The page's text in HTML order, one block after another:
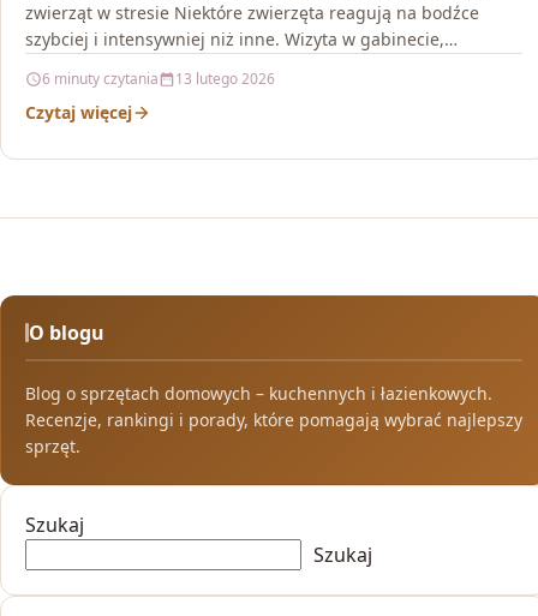
zwierząt w stresie Niektóre zwierzęta reagują na bodźce
szybciej i intensywniej niż inne. Wizyta w gabinecie,…
6 minuty czytania 13 lutego 2026
Czytaj więcej
O blogu
Blog o sprzętach domowych – kuchennych i łazienkowych.
Recenzje, rankingi i porady, które pomagają wybrać najlepszy
sprzęt.
Szukaj
Szukaj